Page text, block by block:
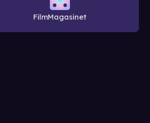
FilmMagasinet